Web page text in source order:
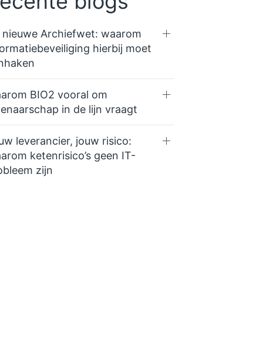
nieuwe Archiefwet: waarom
hierbij moet
BIO2 vooral om
in de lijn vraagt
leverancier, jouw risico:
ketenrisico’s geen IT-
zijn